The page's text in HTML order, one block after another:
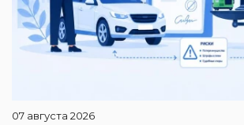
07 августа 2026